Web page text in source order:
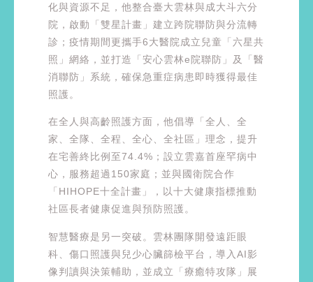
化與資源不足，他整合臺大雲林與成大斗六分
院，啟動「雙星計畫」建立跨院聯防與分流轉
診；疫情期間更攜手6大醫院成立兒童「六星共
照」網絡，並打造「安心雲林e院聯防」及「醫
消聯防」系統，確保急重症病患即時獲得最佳
照護。
在全人與高齡照護方面，他倡導「全人、全
家、全隊、全程、全心、全社區」理念，提升
在宅善終比例至74.4%；設立雲嘉首座罕病中
心，服務超過150家庭；並與國衛院合作
「HIHOPE十全計畫」，以十大健康指標推動
社區長者健康促進與預防照護。
智慧醫療是另一突破。雲林團隊開發遠距眼
科、傷口照護與兒少心臟篩檢平台，導入AI影
像判讀與決策輔助，並成立「療癒特攻隊」展